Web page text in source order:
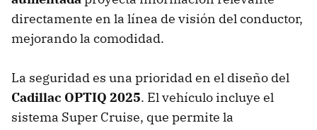
directamente en la línea de visión del conductor,
mejorando la comodidad.
La seguridad es una prioridad en el diseño del
Cadillac OPTIQ 2025. El vehículo incluye el
sistema Super Cruise, que permite la